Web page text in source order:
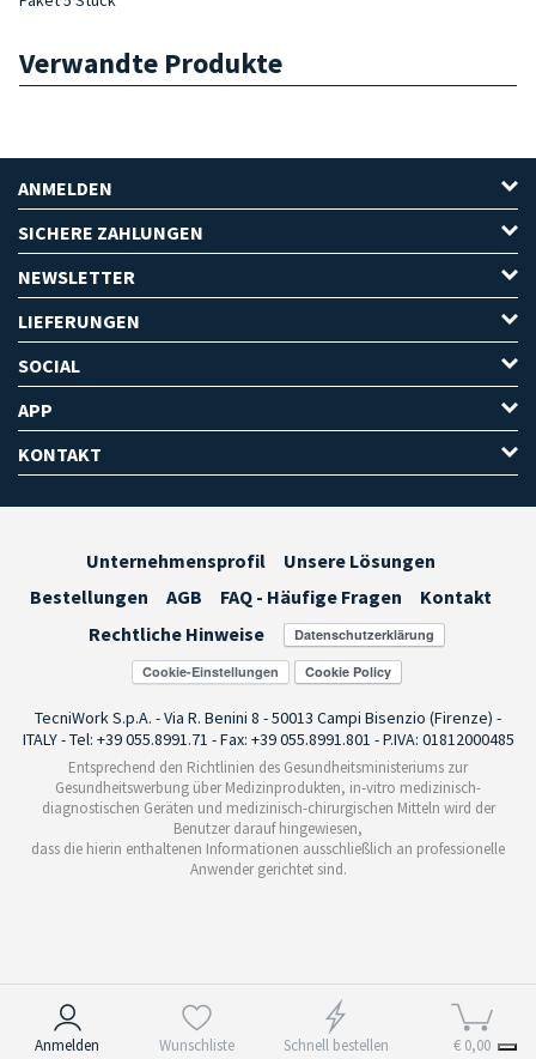
Anmelden Wunschliste Schnell bestellen € 0,00
Verwandte Produkte
ANMELDEN
SICHERE ZAHLUNGEN
NEWSLETTER
LIEFERUNGEN
SOCIAL
APP
KONTAKT
Unternehmensprofil
Unsere Lösungen
Bestellungen
AGB FAQ - Häufige Fragen
Kontakt
Rechtliche Hinweise
Cookie-Einstellungen
TecniWork S.p.A. - Via R. Benini 8 - 50013 Campi Bisenzio (Firenze) -
ITALY - Tel: +39 055.8991.71 - Fax: +39 055.8991.801 - P.IVA: 01812000485
Entsprechend den Richtlinien des Gesundheitsministeriums zur
Gesundheitswerbung über Medizinprodukten, in-vitro medizinisch-
diagnostischen Geräten und medizinisch-chirurgischen Mitteln wird der
Benutzer darauf hingewiesen,
dass die hierin enthaltenen Informationen ausschließlich an professionelle
Anwender gerichtet sind.
Hinweis bei Erhebung